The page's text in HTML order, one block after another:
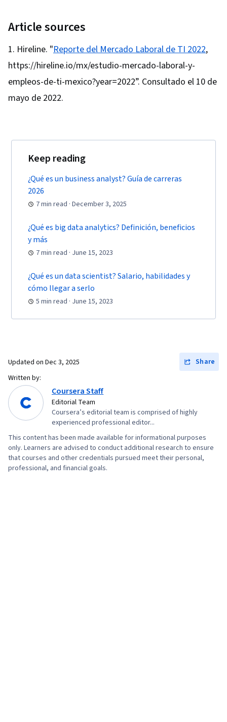
Engagement, Data Security, Data Collection,
Import/Export, Databases, Data Access, Google
Sheets, Pivot Tables And Charts, Excel
Formulas, Data Compilation, Data Integration,
Accessibility Guidelines, Driving engagement,
Design Elements And Principles, Case Studies,
Artificial Intelligence, Data Analysis Software,
Portfolio Management, AI Enablement
Article sources
Hireline. "Reporte del Mercado Laboral de TI 2022,
https://hireline.io/mx/estudio-mercado-laboral-y-
empleos-de-ti-mexico?year=2022”. Consultado el 10 de
mayo de 2022.
Keep reading
¿Qué es un business analyst? Guía de carreras
2026
7 min read · December 3, 2025
¿Qué es big data analytics? Definición, beneficios
y más
7 min read · June 15, 2023
¿Qué es un data scientist? Salario, habilidades y
cómo llegar a serlo
5 min read · June 15, 2023
Updated on Dec 3, 2025
Share
Written by:
Coursera Staff
Editorial Team
Coursera’s editorial team is comprised of highly
experienced professional editor...
This content has been made available for informational purposes
only. Learners are advised to conduct additional research to ensure
that courses and other credentials pursued meet their personal,
professional, and financial goals.